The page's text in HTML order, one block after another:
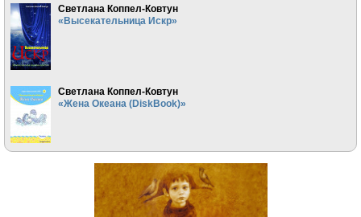
Светлана Коппел-Ковтун
«Высекательница Искр»
Светлана Коппел-Ковтун
«Жена Океана (DiskBook)»